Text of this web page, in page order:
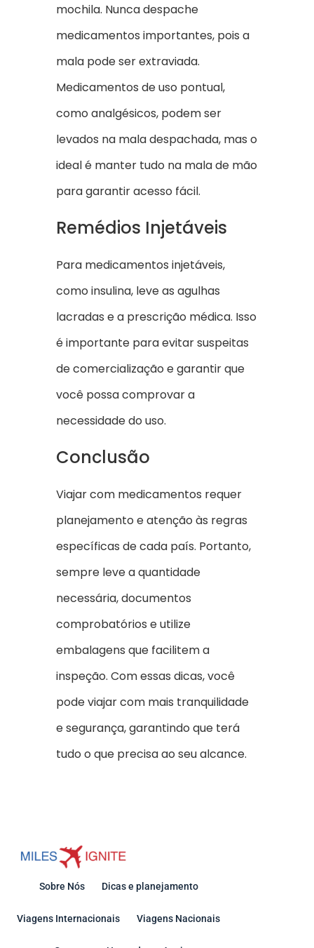
mochila. Nunca despache
medicamentos importantes, pois a
mala pode ser extraviada.
Medicamentos de uso pontual,
como analgésicos, podem ser
levados na mala despachada, mas o
ideal é manter tudo na mala de mão
para garantir acesso fácil.
Remédios Injetáveis
Para medicamentos injetáveis,
como insulina, leve as agulhas
lacradas e a prescrição médica. Isso
é importante para evitar suspeitas
de comercialização e garantir que
você possa comprovar a
necessidade do uso.
Conclusão
Viajar com medicamentos requer
planejamento e atenção às regras
específicas de cada país. Portanto,
sempre leve a quantidade
necessária, documentos
comprobatórios e utilize
embalagens que facilitem a
inspeção. Com essas dicas, você
pode viajar com mais tranquilidade
e segurança, garantindo que terá
tudo o que precisa ao seu alcance.
Sobre Nós Dicas e planejamento
Viagens Internacionais Viagens Nacionais